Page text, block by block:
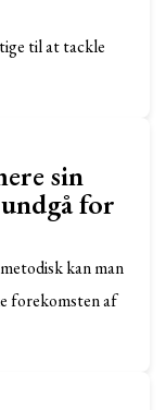
til at tackle
sin
for
kan man
forekomsten af